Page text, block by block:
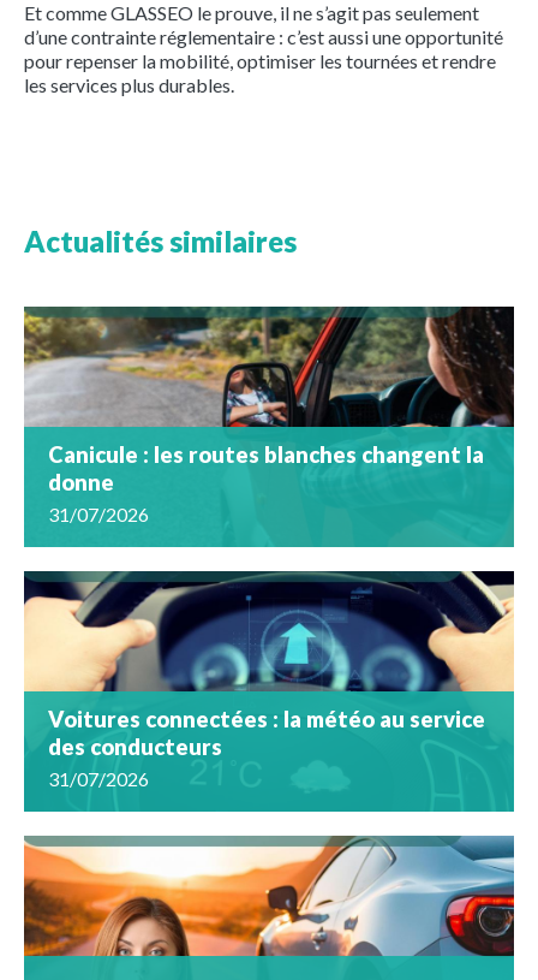
Et comme GLASSEO le prouve, il ne s’agit pas seulement
d’une contrainte réglementaire : c’est aussi une opportunité
pour repenser la mobilité, optimiser les tournées et rendre
les services plus durables.
Actualités similaires
Canicule : les routes blanches changent la
donne
31/07/2026
Voitures connectées : la météo au service
des conducteurs
31/07/2026